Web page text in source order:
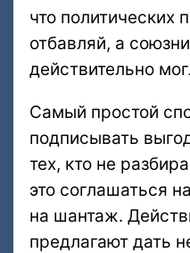
что политических
отбавляй, а
действительно
Самый простой
подписывать
тех, кто не
это соглашаться
на шантаж.
предлагают дать